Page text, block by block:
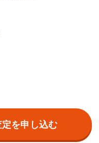
を申し込む